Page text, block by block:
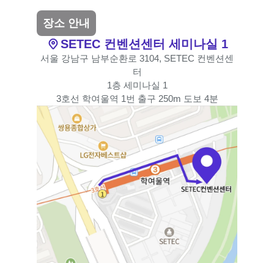
장소 안내
SETEC 컨벤션센터 세미나실 1
서울 강남구 남부순환로 3104, SETEC 컨벤션센
터
1층 세미나실 1
3호선 학여울역 1번 출구 250m 도보 4분